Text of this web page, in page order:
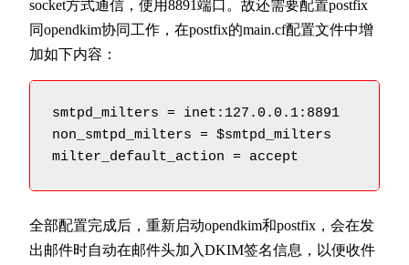
socket方式通信，使用8891端口。故还需要配置postfix
同opendkim协同工作，在postfix的main.cf配置文件中增
加如下内容：
smtpd_milters = inet:127.0.0.1:8891
non_smtpd_milters = $smtpd_milters
milter_default_action = accept
全部配置完成后，重新启动opendkim和postfix，会在发
出邮件时自动在邮件头加入DKIM签名信息，以便收件